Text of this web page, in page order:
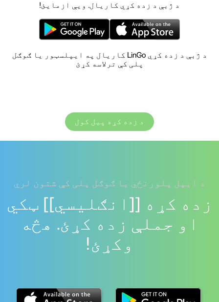
د ژبې د زده کړي کاریال. ویې ازمایئ!
د ژبې د زده کړي LinGo کاریال په ایپلسټور یا ګوګل
پلی کې ترلاسه کړئ
د زده کړه پیل کول
د ایپل پلورنځي یا ګوګل پلی کې شتون لري
زده کړه [[انګلیسي]] ټکي
او جملې زده کړئ. هڅه
وکړئ!